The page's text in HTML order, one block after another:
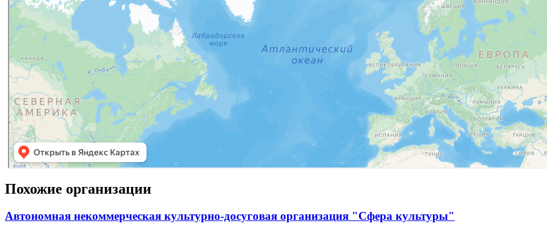
Похожие организации
Автономная некоммерческая культурно-досуговая организация "Сфера культуры"